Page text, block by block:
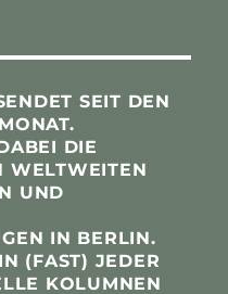
SEIT DEN
DIE
WELTWEITEN
UND
IN BERLIN.
(FAST) JEDER
KOLUMNEN